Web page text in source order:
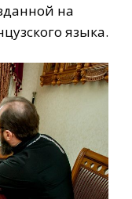
на
языка.